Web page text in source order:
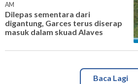
AM
Dilepas sementara dari
digantung, Garces terus diserap
masuk dalam skuad Alaves
Baca Lagi